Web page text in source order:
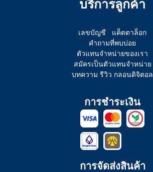
บริการลูกค้า
เลขบัญชี
แค็ตตาล็อก
คำถามที่พบบ่อย
ตัวแทนจำหน่ายของเรา
สมัครเป็นตัวแทนจำหน่าย
บทความ รีวิว กลอนดิจิตอล
การชำระเงิน
การจัดส่งสินค้า